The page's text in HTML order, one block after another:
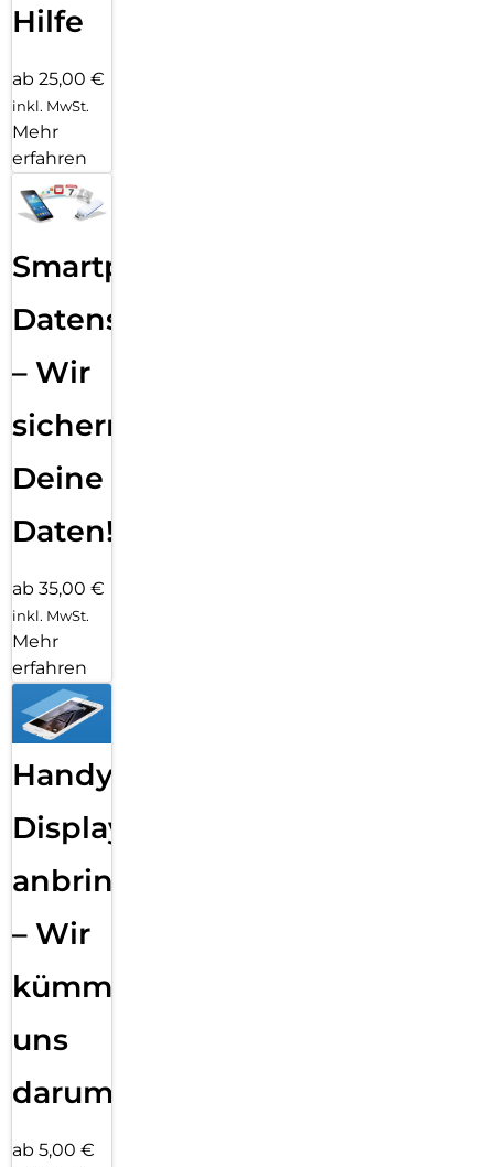
Hilfe
ab 25,00 €
inkl. MwSt.
Mehr
erfahren
Smartphone
Datensicherung
– Wir
sichern
Deine
Daten!
ab 35,00 €
inkl. MwSt.
Mehr
erfahren
Handy
Displayfolie
anbringen
– Wir
kümmern
uns
darum!
ab 5,00 €